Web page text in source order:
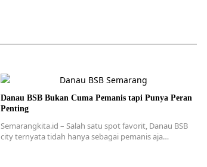
Danau BSB Bukan Cuma Pemanis tapi Punya Peran
Penting
Semarangkita.id – Salah satu spot favorit, Danau BSB
city ternyata tidah hanya sebagai pemanis aja…